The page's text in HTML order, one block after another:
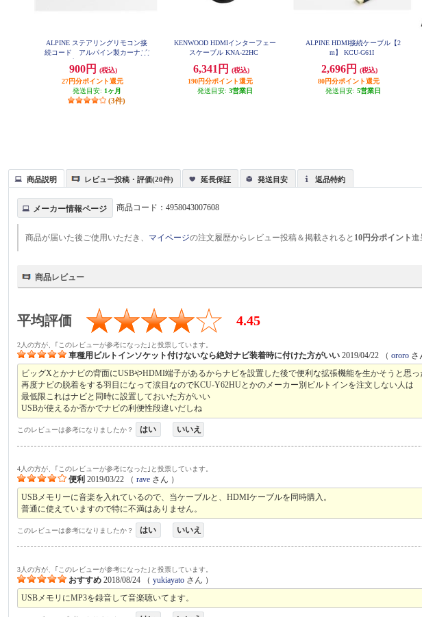
ALPINE ステアリングリモコン接
続コード アルパイン製カーナビ/
ズ対応 KTX-G501R
900円
(税込)
27円分ポイント還元
発送目安: 1ヶ月
(3件)
KENWOOD HDMIインターフェー
スケーブル KNA-22HC
6,341円
(税込)
190円分ポイント還元
発送目安: 3営業日
ALPINE HDMI接続ケーブル【2
m】 KCU-G61I
2,696円
(税込)
80円分ポイント還元
発送目安: 5営業日
商品説明 レビュー投稿・評価(20件) 延長保証 発送目安 返品特約
メーカー情報ページ 商品コード：4958043007608
商品が届いた後ご使用いただき、 マイページの注文履歴からレビュー投稿＆掲載されると 10円分ポイント進
商品レビュー
平均評価 4.45
2人の方が、｢このレビューが参考になった｣と投票しています。
車種用ビルトインソケット付けないなら絶対ナビ装着時に付けた方がいい 2019/04/22 （ororo さ
ビッグXとかナビの背面にUSBやHDMI端子があるからナビを設置した後で便利な拡張機能を生かそうと思っ
再度ナビの脱着をする羽目になって涙目なのでKCU-Y62HUとかのメーカー別ビルトインを注文しない人は
最低限これはナビと同時に設置しておいた方がいい
USBが使えるか否かでナビの利便性段違いだしね
このレビューは参考になりましたか？ はい いいえ
4人の方が、｢このレビューが参考になった｣と投票しています。
便利 2019/03/22 （rave さん ）
USBメモリーに音楽を入れているので、当ケーブルと、HDMIケーブルを同時購入。
普通に使えていますので特に不満はありません。
このレビューは参考になりましたか？ はい いいえ
3人の方が、｢このレビューが参考になった｣と投票しています。
おすすめ 2018/08/24 （yukiayato さん ）
USBメモリにMP3を録音して音楽聴いてます。